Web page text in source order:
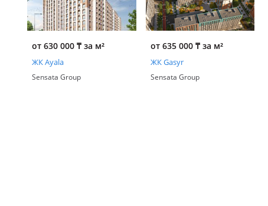
от 630 000 ₸ за м²
ЖК Ayala
Sensata Group
от 635 000 ₸за м²
ЖК Gasyr
Sensata Group